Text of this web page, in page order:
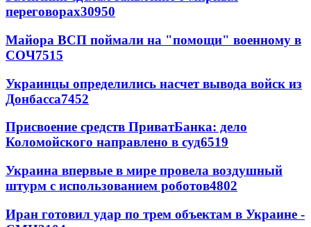
переговорах30950
Майора ВСП поймали на "помощи" военному в
СОЧ7515
Украинцы определились насчет вывода войск из
Донбасса7452
Присвоение средств ПриватБанка: дело
Коломойского направлено в суд6519
Украина впервые в мире провела воздушный
штурм с использованием роботов4802
Иран готовил удар по трем объектам в Украине -